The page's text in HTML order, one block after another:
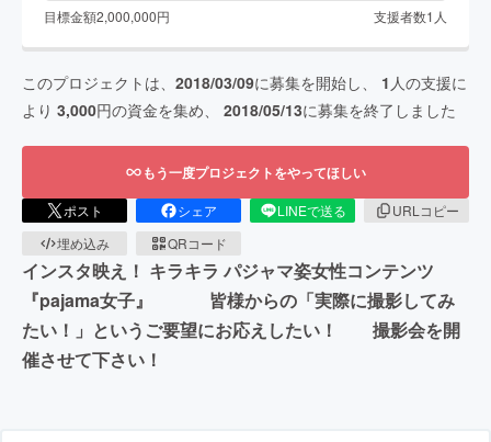
目標金額2,000,000円 支援者数1 人
このプロジェクトは、 2018/03/09に募集を開始し、 1 人の支援に
より 3,000円の資金を集め、 2018/05/13に募集を終了しました
もう一度プロジェクトをやってほしい
ポスト シェア LINEで送る
URLコピー
埋め込み
QRコード
インスタ映え！ キラキラ パジャマ姿女性コンテンツ
『pajama女子』 皆様からの「実際に撮影してみ
たい！」というご要望にお応えしたい！ 撮影会を開
催させて下さい！